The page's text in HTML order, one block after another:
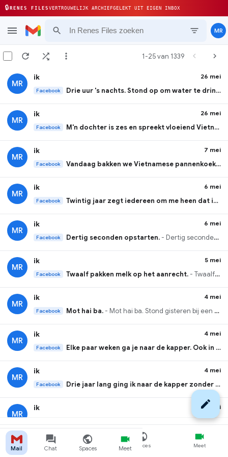
🔒 RENES FILES VERTROUWELIJK ARCHIEFGELEKT UIT EIGEN INBOX
MR
Mail Chat Spaces Meet
1-25 van 1339
MR
ik
Facebook Drie uur 's nachts. Stond op om water te drinken. De tegels waren warmer dan ...
26 mei
MR
ik
Facebook M'n dochter is zes en spreekt vloeiend Vietnamees, best goed Engels en een be...
26 mei
MR
ik
Facebook Vandaag bakken we Vietnamese pannenkoeken.
7 mei
MR
ik
Facebook Twintig jaar zegt iedereen om me heen dat ik onduidelijk ben.
6 mei
MR
ik
Facebook Dertig seconden opstarten.- Dertig seconden opstarten. Dat was vroeger normaal. Toen werd het een minuut. Toen twee. Toen begon je koffie te zetten tussen het aanze...
6 mei
MR
ik
Facebook Twaalf pakken melk op het aanrecht.- Twaalf pakken melk op het aanrecht. Ze belde of ik langs de supermarkt kon. "Neem een pak melk mee. Oh, en als ze eieren hebben, doe er ...
5 mei
MR
ik
Facebook Mot hai ba.- Mot hai ba. Stond gisteren bij een geluidcheck voor een klant. Technicus pakt de microfoon, tikt erop, en begint te tellen. Mot hai ba. ...
4 mei
MR
ik
Facebook Elke paar weken ga je naar de kapper. Ook in Vietnam.
4 mei
MR
ik
Facebook Drie jaar lang ging ik naar de kapper zonder iets te zeggen.
4 mei
MR
ik
Drie keer naar de kapper geweest in Vietnam.
4 mei
MR
3 mei
Renes Files · oude Facebook-posts vermengd met volledig verzonnen
VIP-correspondentie. Geen echte e-mails.
← Terug naar
marcelrenes.nu
Chat Spaces Meet